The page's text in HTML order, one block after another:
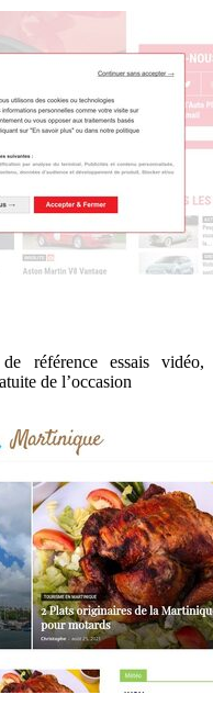
référence essais vidéo,
de l’occasion